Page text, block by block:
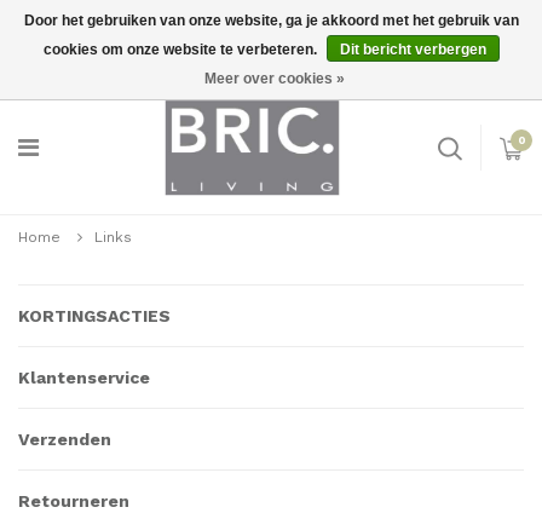
Inloggen
0
Home Links
KORTINGSACTIES
Klantenservice
Verzenden
Retourneren
Door het gebruiken van onze website, ga je akkoord met het gebruik van
cookies om onze website te verbeteren.
Dit bericht verbergen
Meer over cookies »